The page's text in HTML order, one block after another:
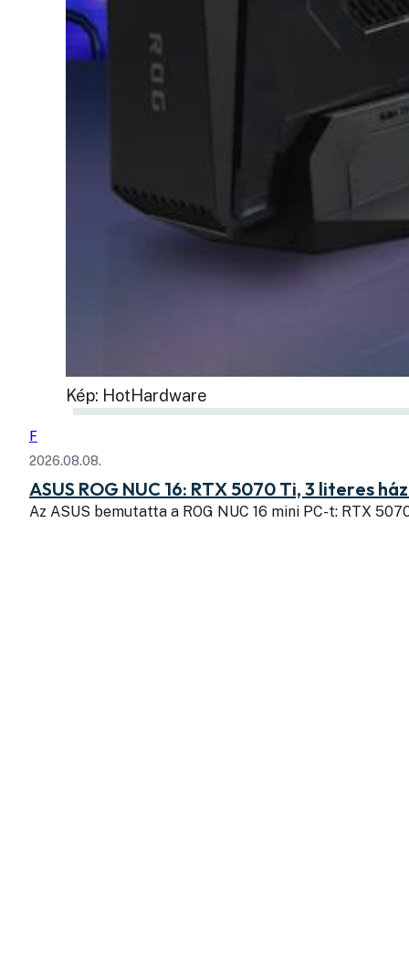
Kép: HotHardware
F
2026.08.08.
ASUS ROG NUC 16: RTX 5070 Ti, 3 literes
Az ASUS bemutatta a ROG NUC 16 mini PC-t: RTX